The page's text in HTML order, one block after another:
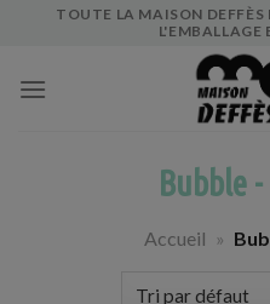
TOUTE LA MAISON DEFFÈS
L'EMBALLAGE
Bubble
Accueil »